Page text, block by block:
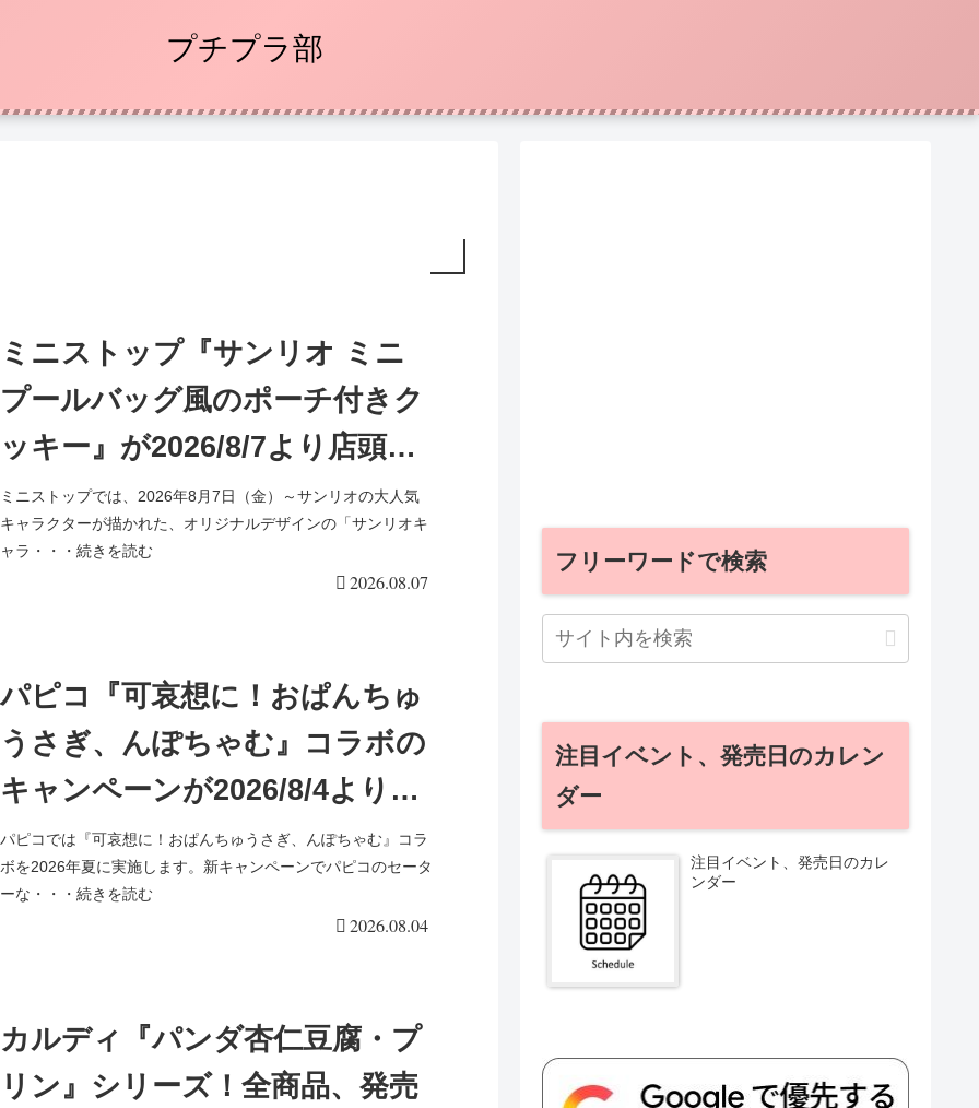
プチプラ部
ミニストップ『サンリオ ミニ
プールバッグ風のポーチ付きク
ッキー』が2026/8/7より店頭で
新発売！入荷時間は何時？オン
ライン先行販売も実施！キティ
&ダニエル、マイメロ＆クロミ
ミニストップでは、2026年8月7日（金）～サンリオの大人気
キャラクターが描かれた、オリジナルデザインの「サンリオキ
ャラ・・・続きを読む
2026.08.07
パピコ『可哀想に！おぱんちゅ
うさぎ、んぽちゃむ』コラボの
キャンペーンが2026/8/4より開
催！店頭でおまけがもらえるキ
ャンペーンは？セーターも？口
パピコでは『可哀想に！おぱんちゅうさぎ、んぽちゃむ』コラ
ボを2026年夏に実施します。新キャンペーンでパピコのセータ
ーな・・・続きを読む
2026.08.04
カルディ『パンダ杏仁豆腐・プ
リン』シリーズ！全商品、発売
フリーワードで検索
注目イベント、発売日のカレン
ダー
注目イベント、発売日のカレ
ンダー